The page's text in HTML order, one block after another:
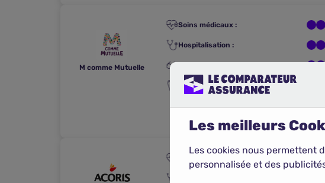
M comme Mutuelle
Soins médicaux :
Hospitalisation :
Dentaire :
Les meilleurs
Les cookies nous permettent
personnalisée et des